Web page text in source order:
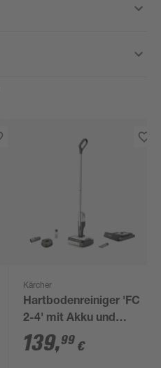
Kärcher
Hartbodenreiniger 'FC
2-4' mit Akku und
Ladegerät
139,99 €